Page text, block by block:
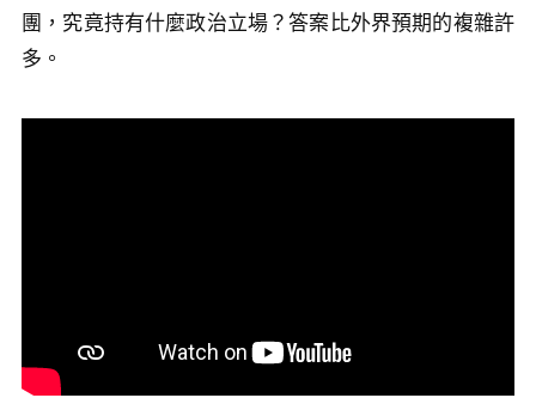
團，究竟持有什麼政治立場？答案比外界預期的複雜許
多。